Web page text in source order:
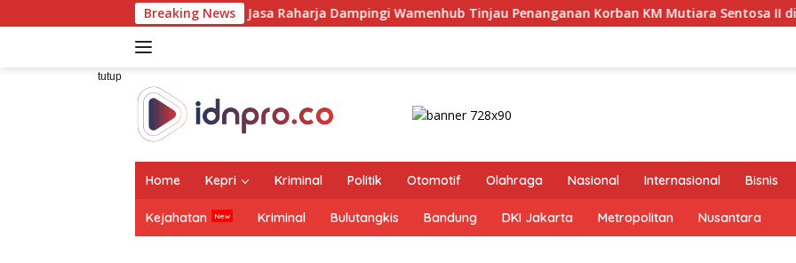
ke
Breaking News
Dirut Jasa Raharja Dampingi Wamenhub Tinjau Penanganan Korban KM Mutiara Sentosa II di RS PHC Surabaya
tutup
Home Kepri Kriminal Politik Otomotif Olahraga Nasional Internasional Bisnis
Kejahatan Kriminal Bulutangkis Bandung DKI Jakarta Metropolitan Nusantara